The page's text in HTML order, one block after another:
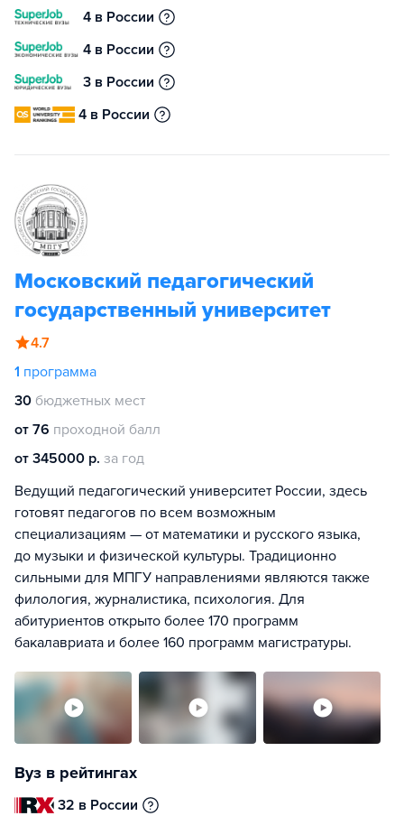
4 в России
4 в России
3 в России
4 в России
Московский педагогический
государственный университет
4.7
1 программа
30 бюджетных мест
от 76 проходной балл
от 345000 р. за год
Ведущий педагогический университет России, здесь
готовят педагогов по всем возможным
специализациям — от математики и русского языка,
до музыки и физической культуры. Традиционно
сильными для МПГУ направлениями являются также
филология, журналистика, психология. Для
абитуриентов открыто более 170 программ
бакалавриата и более 160 программ магистратуры.
Вуз в рейтингах
32 в России